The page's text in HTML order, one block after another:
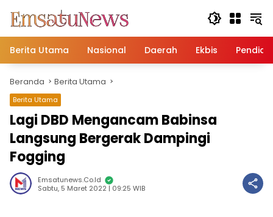
konten
Berita Utama
Nasional Daerah Ekbis
Beranda Berita Utama
Berita Utama
Lagi DBD Mengancam Babinsa
Langsung Bergerak Dampingi
Fogging
Emsatunews.co.id
Sabtu, 5 Maret 2022 | 09:25 WIB